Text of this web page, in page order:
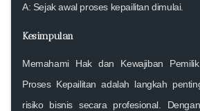
A: Sejak awal proses kepailitan dimulai.
Kesimpulan
Memahami Hak dan Kewajiban
Proses Kepailitan adalah langkah
risiko bisnis secara profesional.